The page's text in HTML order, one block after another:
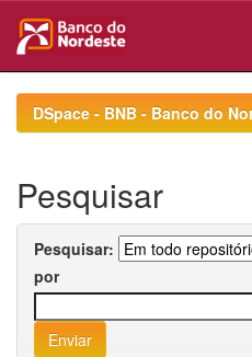
navigationDSpace - BNB - Banco do
Pesquisar
Pesquisar:
por